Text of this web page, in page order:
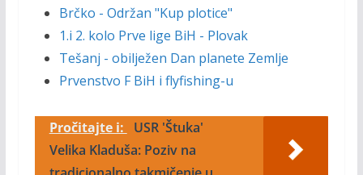
Brčko - Održan "Kup plotice"
1.i 2. kolo Prve lige BiH - Plovak
Tešanj - obilježen Dan planete Zemlje
Prvenstvo F BiH i flyfishing-u
Pročitajte i:
USR 'Štuka'
Velika Kladuša: Poziv na